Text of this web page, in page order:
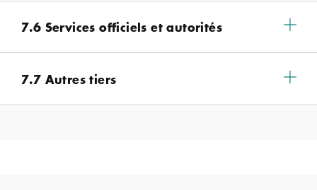
7.6 Services officiels et autorités
7.7 Autres tiers